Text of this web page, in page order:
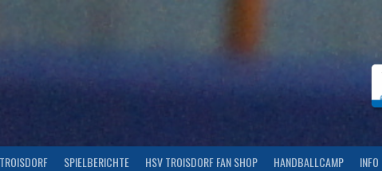
SPIELBERICHTE HSV TROISDORF FAN SHOP HANDBALLCAMP INFO